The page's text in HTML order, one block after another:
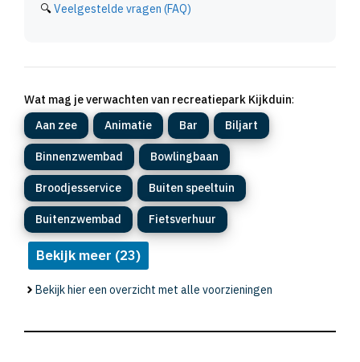
🔍Veelgestelde vragen (FAQ)
Wat mag je verwachten van recreatiepark Kijkduin:
Aan zee
Animatie Bar Biljart
Binnenzwembad Bowlingbaan
Broodjesservice Buiten speeltuin
Buitenzwembad Fietsverhuur
Bekijk meer (23)
Bekijk hier een overzicht met alle voorzieningen